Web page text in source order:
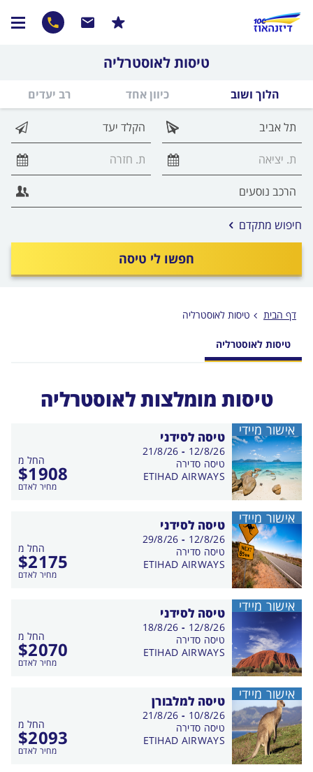
טיסות לאוסטרליה
הלוך ושוב כיוון אחד רב יעדים
חפשו לי טיסה
חיפוש מתקדם אפשרויות
החיפוש
לפני
דף הבית טיסות לאוסטרליה
טיסות לאוסטרליה
טיסות מומלצות לאוסטרליה
טיסה לסידני
החל מ
$1908
מחיר לאדם
בין
התאריכים,
12/8/26
-
21/8/26
טיסה סדירה
ETIHAD AIRWAYS
אישור מיידי
טיסה לסידני
החל מ
$2175
מחיר לאדם
בין
התאריכים,
12/8/26
-
29/8/26
טיסה סדירה
ETIHAD AIRWAYS
אישור מיידי
טיסה לסידני
החל מ
$2070
מחיר לאדם
בין
התאריכים,
12/8/26
-
18/8/26
טיסה סדירה
ETIHAD AIRWAYS
אישור מיידי
טיסה למלבורן
החל מ
$2093
מחיר לאדם
בין
התאריכים,
10/8/26
-
21/8/26
טיסה סדירה
ETIHAD AIRWAYS
אישור מיידי